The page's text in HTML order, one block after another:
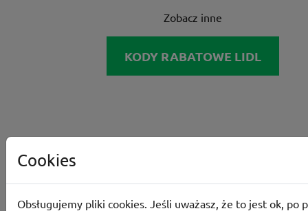
Zobacz inne
KODY RABATOWE LIDL
Cookies
Obsługujemy pliki cookies. Jeśli uważasz, że to jest ok, po